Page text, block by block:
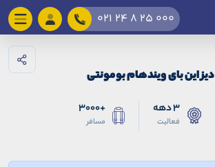
021 24 8 25 000
این بای ویندهام بومونتی
3 دهه
فعالیت
+3000
مسافر